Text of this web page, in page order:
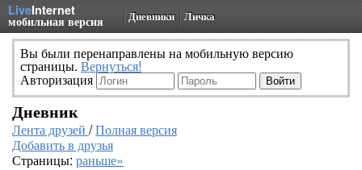
LiveInternet
мобильная версия Дневники Личка
Вы были перенаправлены на мобильную версию
страницы. Вернуться!
Авторизация
Дневник
Лента друзей /Полная версия
Добавить в друзья
Страницы: раньше»